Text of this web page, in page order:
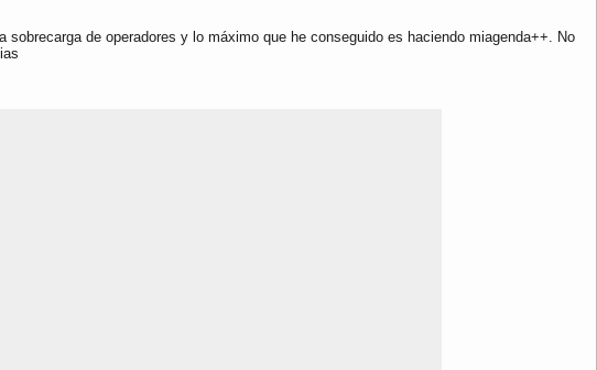
de operadores y lo máximo que he conseguido es haciendo miagenda++. No